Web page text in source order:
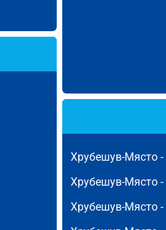
Хрубешув-Място -
Хрубешув-Място -
Хрубешув-Място -